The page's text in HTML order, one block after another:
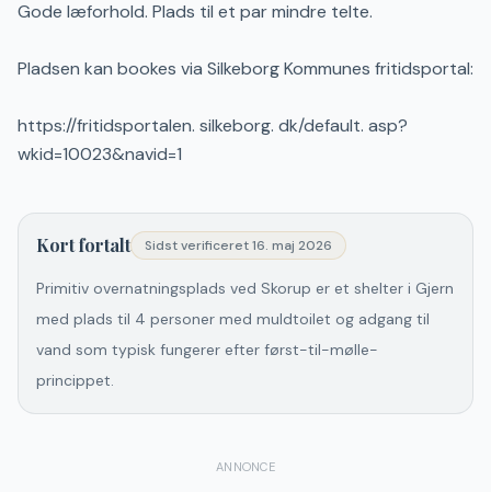
Gode læforhold. Plads til et par mindre telte.
Pladsen kan bookes via Silkeborg Kommunes fritidsportal:
https://fritidsportalen. silkeborg. dk/default. asp?
wkid=10023&navid=1
Kort fortalt Sidst verificeret16. maj 2026
Primitiv overnatningsplads ved Skorup er et shelter i Gjern
med plads til 4 personer med muldtoilet og adgang til
vand som typisk fungerer efter først-til-mølle-
princippet.
ANNONCE